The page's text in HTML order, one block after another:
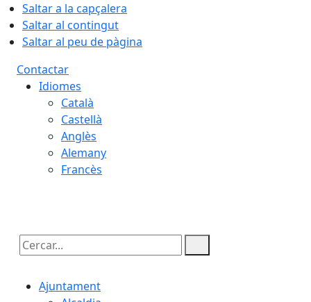
Saltar a la capçalera
Saltar al contingut
Saltar al peu de pàgina
Contactar
Idiomes
Català
Castellà
Anglès
Alemany
Francès
Cercar:
Ajuntament